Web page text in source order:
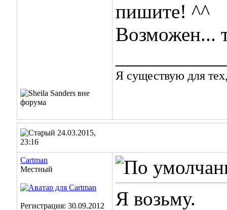
пишите! ^^
Возможен...
Я существую для
24.03.2015,
23:16
Cartman
Местный
Регистрация: 30.09.2012
Я возьму.